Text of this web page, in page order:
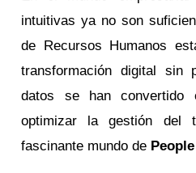
intuitivas ya no son
de Recursos Humanos
transformación digital sin
datos se han
optimizar la gestión del
fascinante mundo de